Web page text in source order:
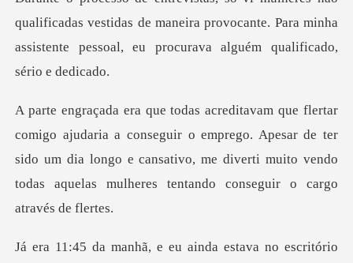
icadas vestidas de maneira provocante. Para minha
assistente
seguir o emprego. Apesar de ter
sido um dia longo e cansativo, me diverti mui